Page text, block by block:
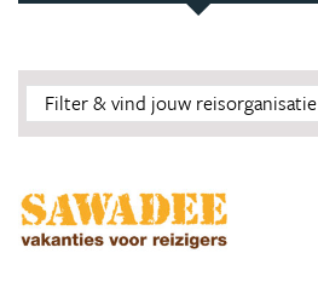
Filter & vind jouw reisorganisatie